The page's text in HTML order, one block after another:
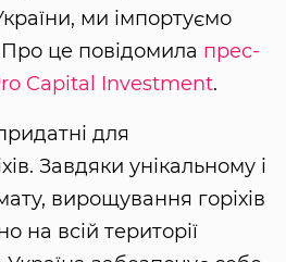
ми імпортуємо
Про це повідомила прес-
Capital Investment.
для
Завдяки унікальному і
вирощування горіхів
на всій території